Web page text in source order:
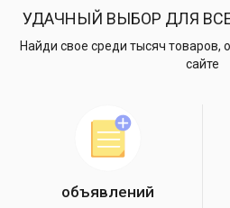
УДАЧНЫЙ ВЫБОР ДЛЯ
Найди свое среди тысяч товаров,
сайте
объявлений